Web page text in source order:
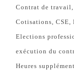
Contrat de travail
Cotisations CSE
Elections
exécution du
Heures